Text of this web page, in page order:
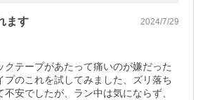
ます 2024/7/29
クテープがあたって痛いのが嫌だった
プのこれを試してみました、ズリ落ち
安でしたが、ラン中は気にならず、